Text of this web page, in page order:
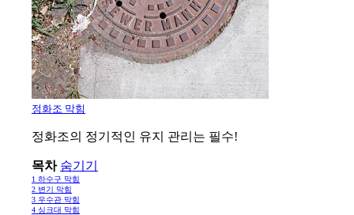
정화조 막힘
정화조의 정기적인 유지 관리는 필수!
목차 숨기기
1 하수구 막힘
2 변기 막힘
3 우수관 막힘
4 싱크대 막힘